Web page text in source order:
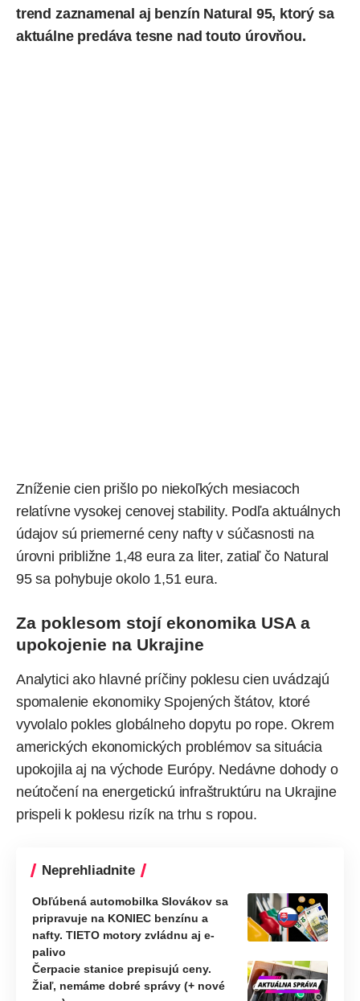
trend zaznamenal aj benzín Natural 95, ktorý sa
aktuálne predáva tesne nad touto úrovňou.
Zníženie cien prišlo po niekoľkých mesiacoch
relatívne vysokej cenovej stability. Podľa aktuálnych
údajov sú priemerné ceny nafty v súčasnosti na
úrovni približne 1,48 eura za liter, zatiaľ čo Natural
95 sa pohybuje okolo 1,51 eura.
Za poklesom stojí ekonomika USA a
upokojenie na Ukrajine
Analytici ako hlavné príčiny poklesu cien uvádzajú
spomalenie ekonomiky Spojených štátov, ktoré
vyvolalo pokles globálneho dopytu po rope. Okrem
amerických ekonomických problémov sa situácia
upokojila aj na východe Európy. Nedávne dohody o
neútočení na energetickú infraštruktúru na Ukrajine
prispeli k poklesu rizík na trhu s ropou.
Neprehliadnite
Obľúbená automobilka Slovákov sa
pripravuje na KONIEC benzínu a
nafty. TIETO motory zvládnu aj e-
palivo
Čerpacie stanice prepisujú ceny.
Žiaľ, nemáme dobré správy (+ nové